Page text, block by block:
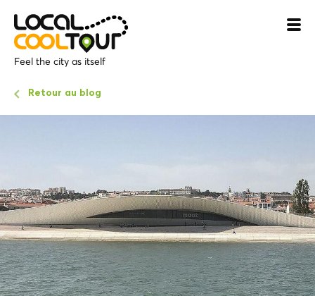
Feel the city as itself
Retour au blog